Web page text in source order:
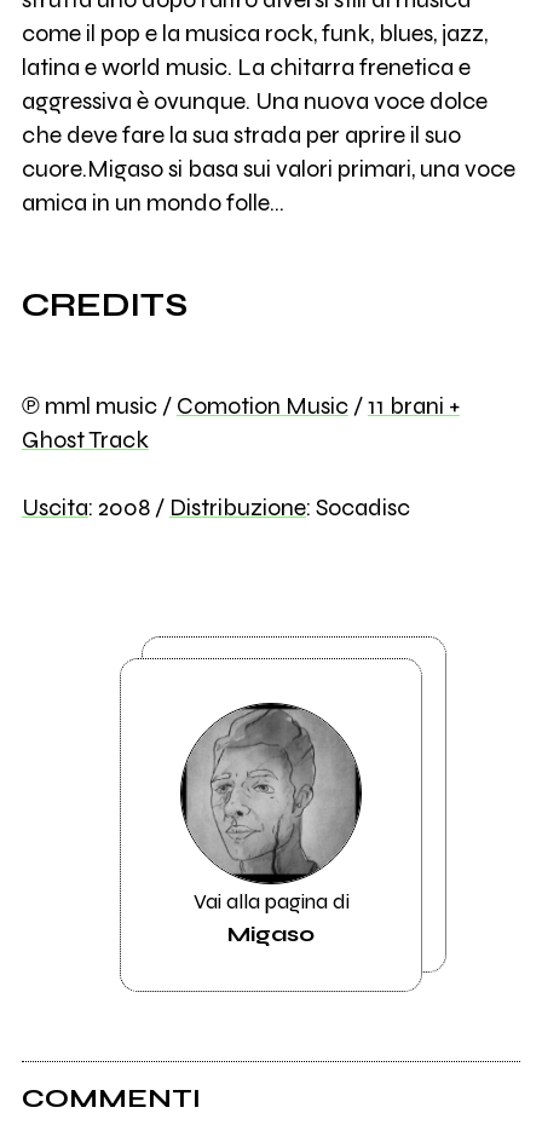
come il pop e la musica rock, funk, blues, jazz,
latina e world music. La chitarra frenetica e
aggressiva è ovunque. Una nuova voce dolce
che deve fare la sua strada per aprire il suo
cuore.Migaso si basa sui valori primari, una voce
amica in un mondo folle...
CREDITS
℗ mml music / Comotion Music/11 brani +
Ghost Track
Uscita: 2008 / Distribuzione: Socadisc
Vai alla pagina di
Migaso
COMMENTI